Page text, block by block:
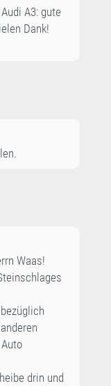
A3: gute
Dank!
Waas!
drin und